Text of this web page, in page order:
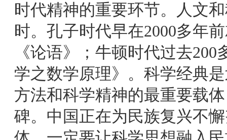
时代精神的重要环节。人文
时。孔子时代早在2000多年
《论语》；牛顿时代过去
学之数学原理》。科学经典
方法和科学精神的最重要载
碑。中国正在为民族复兴不